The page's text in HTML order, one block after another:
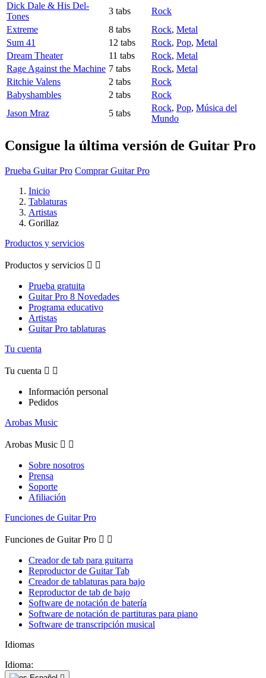
Dick Dale & His Del-
Tones
3 tabs
Rock
Extreme
8 tabs Rock, Metal
Sum 41
12 tabs Rock, Pop, Metal
Dream Theater
11 tabs Rock, Metal
Rage Against the Machine 7 tabs Rock, Metal
Ritchie Valens
2 tabs
Rock
Babyshambles
2 tabs
Rock
Jason Mraz
5 tabs
Rock, Pop, Música del
Mundo
Consigue la última versión de Guitar Pro
Prueba Guitar Pro Comprar Guitar Pro
Inicio
Tablaturas
Artistas
Gorillaz
Productos y servicios
Productos y servicios  
Prueba gratuita
Guitar Pro 8 Novedades
Programa educativo
Artistas
Guitar Pro tablaturas
Tu cuenta
Tu cuenta  
Información personal
Pedidos
Arobas Music
Arobas Music  
Sobre nosotros
Prensa
Soporte
Afiliación
Funciones de Guitar Pro
Funciones de Guitar Pro  
Creador de tab para guitarra
Reproductor de Guitar Tab
Creador de tablaturas para bajo
Reproductor de tab de bajo
Software de notación de batería
Software de notación de partituras para piano
Software de transcripción musical
Idiomas
Idioma: